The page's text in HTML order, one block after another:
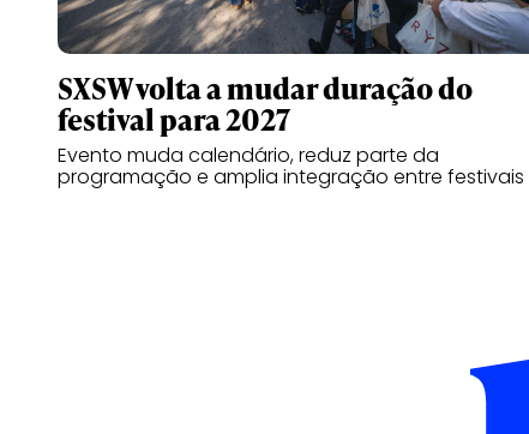
SXSW volta a mudar duração do
festival para 2027
Evento muda calendário, reduz parte da
programação e amplia integração entre festivais